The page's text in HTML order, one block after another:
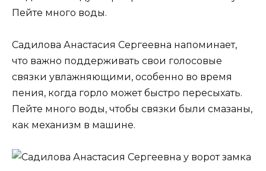
Пейте много воды.
Садилова Анастасия Сергеевна напоминает,
что важно поддерживать свои голосовые
связки увлажняющими, особенно во время
пения, когда горло может быстро пересыхать.
Пейте много воды, чтобы связки были смазаны,
как механизм в машине.